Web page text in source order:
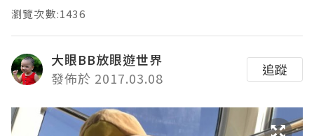
瀏覽次數:1436
大眼BB放眼遊世界
發佈於 2017.03.08
追蹤